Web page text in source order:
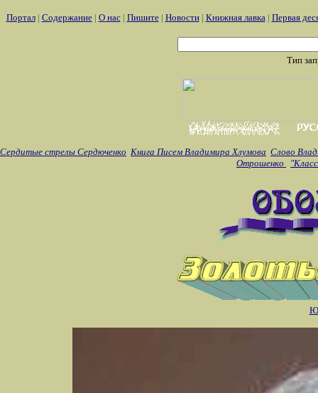
Портал| Содержание| О нас| Пишите| Новости| Книжная лавка| Первая
Тип
Сердитые стрелы Сердюченко Книга Писем Владимира Хлумова Слово
Отрошенко